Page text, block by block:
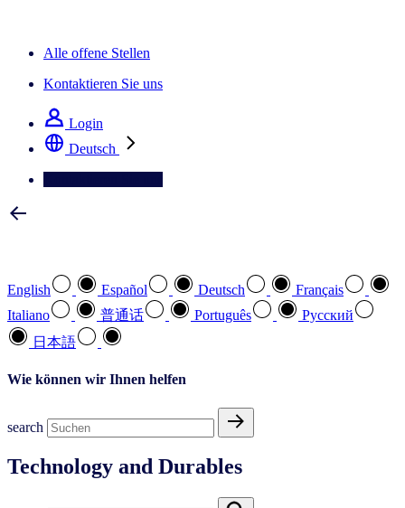
Alle offene Stellen
Kontaktieren Sie uns
Login
Deutsch
English Español Deutsch
Français
Italiano
普通话 Português
Pусский
日本語
Wie können wir Ihnen helfen
search
Technology and Durables